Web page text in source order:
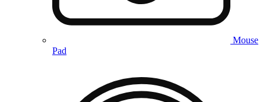
Mouse
Pad